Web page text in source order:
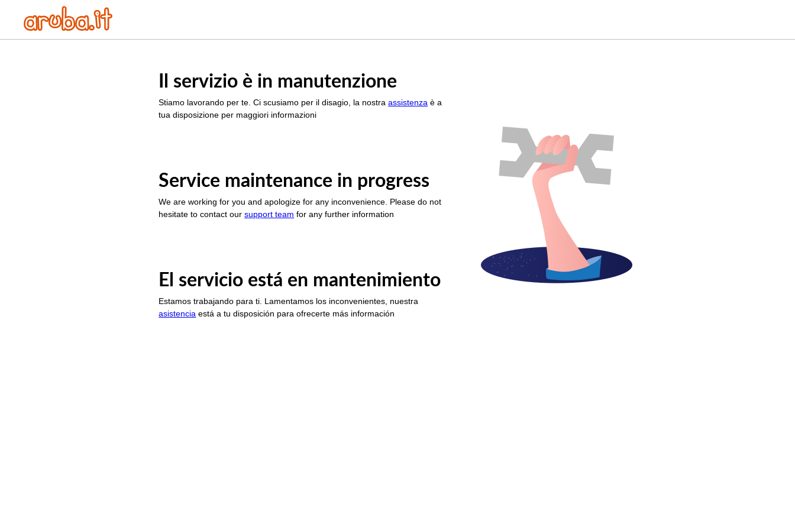
Il servizio è in manutenzione
Stiamo lavorando per te. Ci scusiamo per il disagio, la nostraassistenza è a
tua disposizione per maggiori informazioni
Service maintenance in progress
We are working for you and apologize for any inconvenience. Please do not
hesitate to contact oursupport team for any further information
El servicio está en mantenimiento
Estamos trabajando para ti. Lamentamos los inconvenientes, nuestra
asistencia está a tu disposición para ofrecerte más información